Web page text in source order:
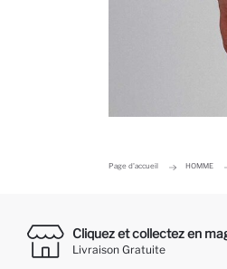
Page d'accueil HOMME
Cliquez et collectez en
Livraison Gratuite